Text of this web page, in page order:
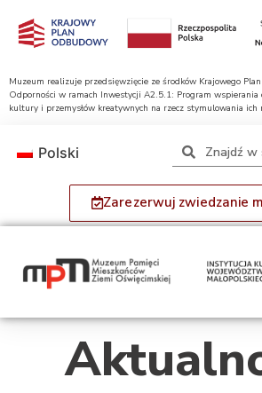
Muzeum realizuje przedsięwzięcie ze środków Krajowego
Odporności w ramach Inwestycji A2.5.1: Program wspierania
kultury i przemysłów kreatywnych na rzecz stymulowania ich
Zarezerwuj zwiedzanie
Polski